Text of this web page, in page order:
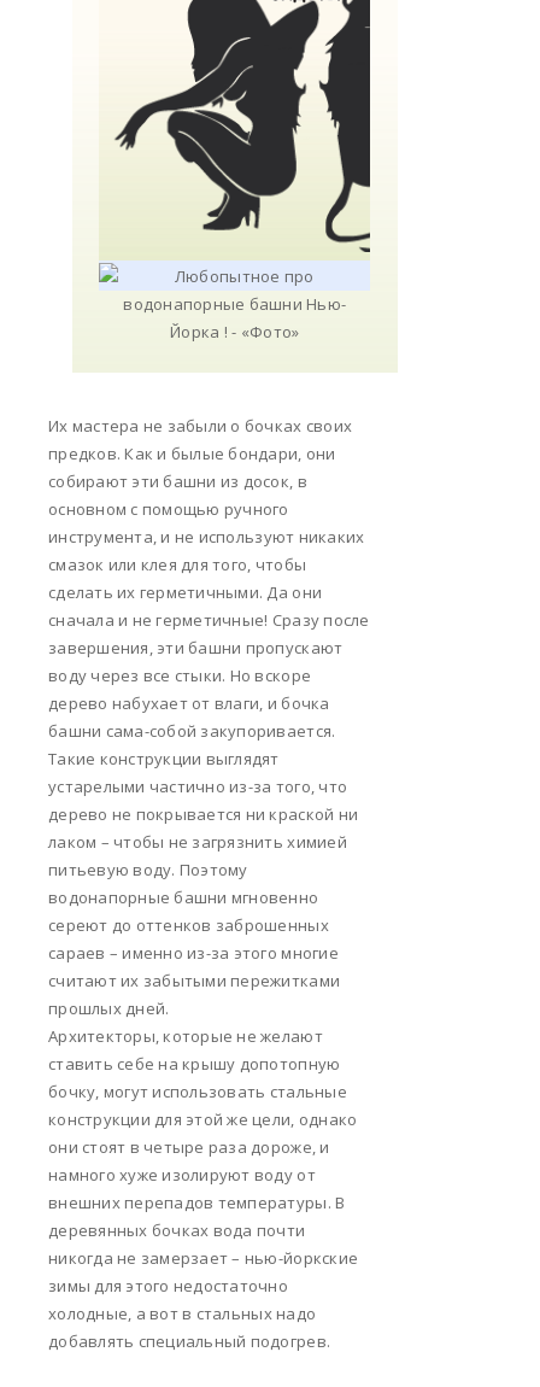
Их мастера не забыли о бочках своих
предков. Как и былые бондари, они
собирают эти башни из досок, в
основном с помощью ручного
инструмента, и не используют никаких
смазок или клея для того, чтобы
сделать их герметичными. Да они
сначала и не герметичные! Сразу после
завершения, эти башни пропускают
воду через все стыки. Но вскоре
дерево набухает от влаги, и бочка
башни сама-собой закупоривается.
Такие конструкции выглядят
устарелыми частично из-за того, что
дерево не покрывается ни краской ни
лаком – чтобы не загрязнить химией
питьевую воду. Поэтому
водонапорные башни мгновенно
сереют до оттенков заброшенных
сараев – именно из-за этого многие
считают их забытыми пережитками
прошлых дней.
Архитекторы, которые не желают
ставить себе на крышу допотопную
бочку, могут использовать стальные
конструкции для этой же цели, однако
они стоят в четыре раза дороже, и
намного хуже изолируют воду от
внешних перепадов температуры. В
деревянных бочках вода почти
никогда не замерзает – нью-йоркские
зимы для этого недостаточно
холодные, а вот в стальных надо
добавлять специальный подогрев.